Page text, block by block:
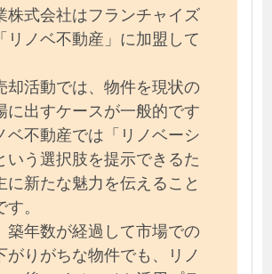
株式会社はフランチャイズ
リノベ不動産」に加盟して
却活動では、物件を現状の
に出すケースが一般的です
ベ不動産では「リノベーシ
いう選択肢を提示できるた
に新たな魅力を伝えること
。
築年数が経過して市場での
がりがちな物件でも、リノ